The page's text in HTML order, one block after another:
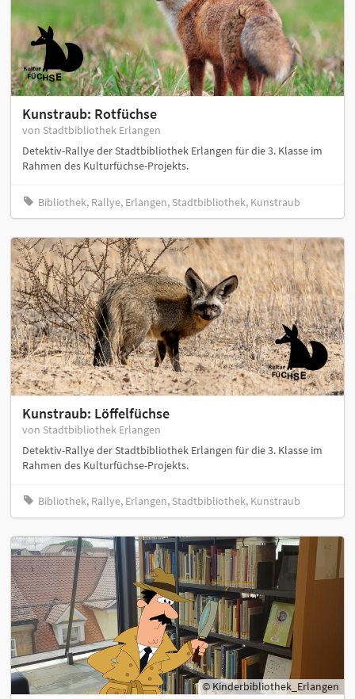
Kunstraub: Rotfüchse
von Stadtbibliothek Erlangen
Detektiv-Rallye der Stadtbibliothek Erlangen für die 3. Klasse im
Rahmen des Kulturfüchse-Projekts.
Bibliothek, Rallye, Erlangen, Stadtbibliothek, Kunstraub
Kunstraub: Löffelfüchse
von Stadtbibliothek Erlangen
Detektiv-Rallye der Stadtbibliothek Erlangen für die 3. Klasse im
Rahmen des Kulturfüchse-Projekts.
Bibliothek, Rallye, Erlangen, Stadtbibliothek, Kunstraub
© Kinderbibliothek_Erlangen